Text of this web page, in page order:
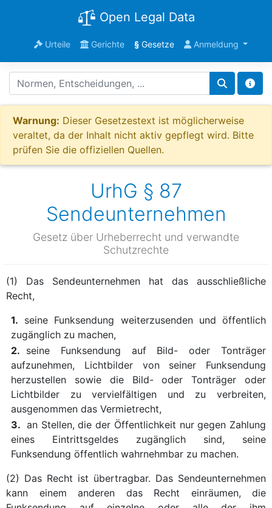
Open Legal Data
Urteile Gerichte §Gesetze Anmeldung
Warnung: Dieser Gesetzestext ist möglicherweise
veraltet, da der Inhalt nicht aktiv gepflegt wird. Bitte
prüfen Sie die offiziellen Quellen.
UrhG § 87
Sendeunternehmen
Gesetz über Urheberrecht und verwandte
Schutzrechte
(1) Das Sendeunternehmen hat das ausschließliche
Recht,
1. seine Funksendung weiterzusenden und öffentlich
zugänglich zu machen,
2. seine Funksendung auf Bild- oder Tonträger
aufzunehmen, Lichtbilder von seiner Funksendung
herzustellen sowie die Bild- oder Tonträger oder
Lichtbilder zu vervielfältigen und zu verbreiten,
ausgenommen das Vermietrecht,
3. an Stellen, die der Öffentlichkeit nur gegen Zahlung
eines Eintrittsgeldes zugänglich sind, seine
Funksendung öffentlich wahrnehmbar zu machen.
(2) Das Recht ist übertragbar. Das Sendeunternehmen
kann einem anderen das Recht einräumen, die